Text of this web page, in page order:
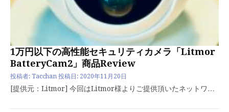
1万円以下の高性能セキュリティカメラ「Litmor
BatteryCam2」商品Review
投稿者: Tacchan 投稿日: 2020年11月20日
[提供元：Litmor] 今回はLitmor様よりご提供頂いたネットワ…